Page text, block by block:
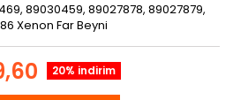
89030459, 89027878, 89027879,
Xenon Far Beyni
20% indirim